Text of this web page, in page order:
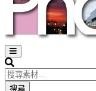
Open
sidebar
Search
搜尋